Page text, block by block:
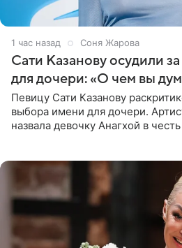
1 час назад Соня Жарова
Сати Казанову осудили
для дочери: «О чем вы
Певицу Сати Казанову
выбора имени для дочери.
назвала девочку Анагхой в